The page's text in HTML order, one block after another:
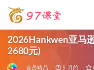
2026Hankwen亚马
2680元)
会员精品 5 月前